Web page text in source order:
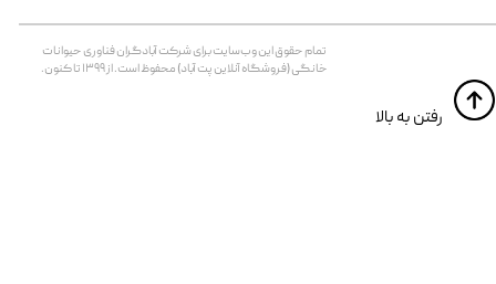
تمام حقوق اين وب‌سايت برای شرکت آبادگران فناوری حیوانات
خانگی (فروشگاه آنلاین پت آباد) محفوظ است. از ۱۳۹۹ تا کنون.
​​رفتن به بالا